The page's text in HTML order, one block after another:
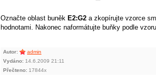
Označte oblast buněk E2:G2 a zkopírujte vzorce
hodnotami. Nakonec naformátujte buňky podle
Autor:
admin
Vydáno: 14.6.2009 21:11
Přečteno: 17844x